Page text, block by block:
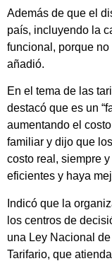
Además de que el
país, incluyendo la
funcional, porque
añadió.
En el tema de las
destacó que es un
aumentando el
familiar y dijo que
costo real, siempre
eficientes y haya
Indicó que la
los centros de
una Ley Nacional
Tarifario, que